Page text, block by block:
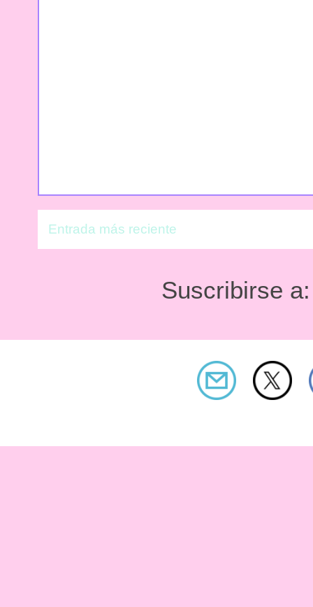
Entrada más reciente
Suscribirse